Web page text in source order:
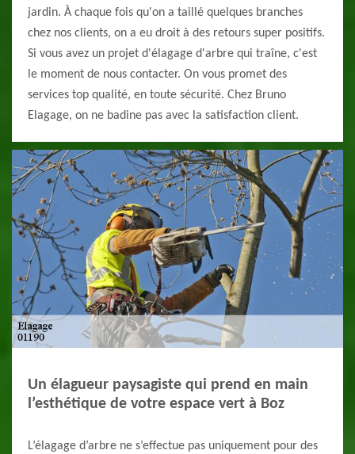
jardin. À chaque fois qu'on a taillé quelques branches
chez nos clients, on a eu droit à des retours super positifs.
Si vous avez un projet d'élagage d'arbre qui traîne, c'est
le moment de nous contacter. On vous promet des
services top qualité, en toute sécurité. Chez Bruno
Elagage, on ne badine pas avec la satisfaction client.
Un élagueur paysagiste qui prend en main
l’esthétique de votre espace vert à Boz
L’élagage d’arbre ne s’effectue pas uniquement pour des